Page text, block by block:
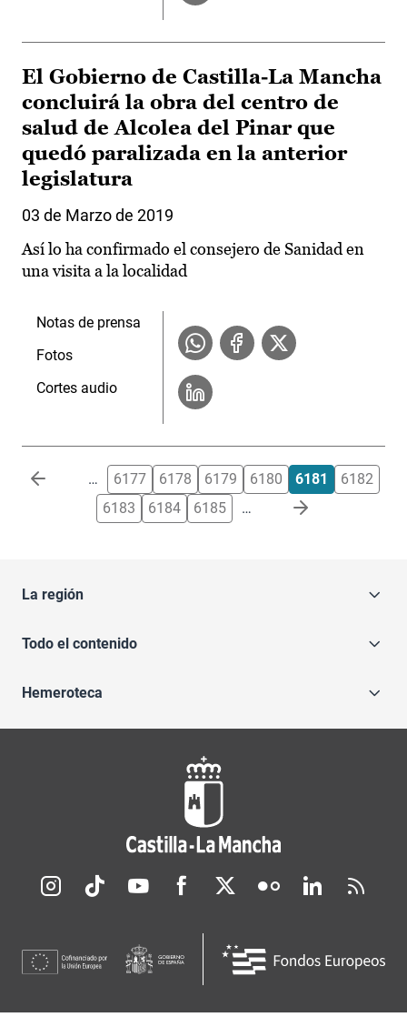
El Gobierno de Castilla-La Mancha
concluirá la obra del centro de
salud de Alcolea del Pinar que
quedó paralizada en la anterior
legislatura
03 de Marzo de 2019
Así lo ha confirmado el consejero de Sanidad en
una visita a la localidad
Notas de prensa
Fotos
Cortes audio
Paginación … 6177 6178 6179 6180 6181
6182
6183
6184 6185 …
La región
Todo el contenido
Hemeroteca
Redes sociales JCCM